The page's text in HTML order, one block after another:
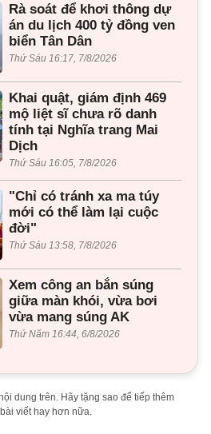
Rà soát để khơi thông dự
án du lịch 400 tỷ đồng ven
biển Tân Dân
Thứ Sáu 16:17, 7/8/2026
Khai quật, giám định 469
mộ liệt sĩ chưa rõ danh
tính tại Nghĩa trang Mai
Dịch
Thứ Sáu 16:05, 7/8/2026
"Chỉ có tránh xa ma túy
mới có thể làm lại cuộc
đời"
Thứ Sáu 13:58, 7/8/2026
Xem công an bắn súng
giữa màn khói, vừa bơi
vừa mang súng AK
Thứ Năm 16:44, 6/8/2026
dung trên. Hãy tặng sao để tiếp thêm
viết hay hơn nữa.